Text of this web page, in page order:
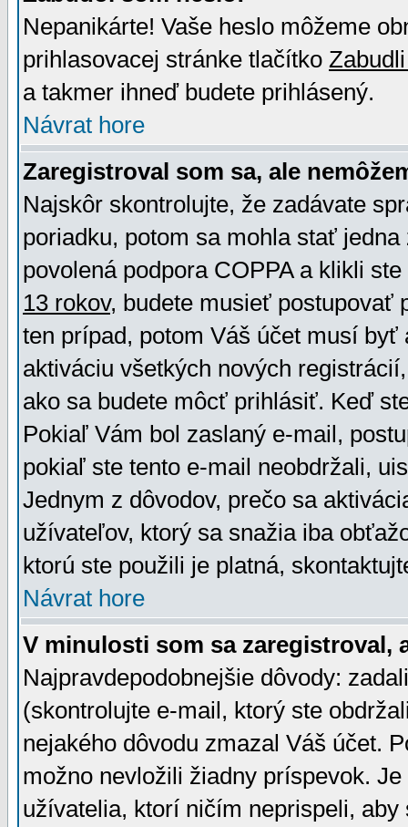
Nepanikárte! Vaše heslo môžeme
prihlasovacej stránke tlačítko
a takmer ihneď budete prihlásený.
Návrat hore
Zaregistroval som sa, ale
Najskôr skontrolujte, že zadávate
poriadku, potom sa mohla stať
povolená podpora COPPA a klikli
13 rokov, budete musieť postupovať
ten prípad, potom Váš účet musí
aktiváciu všetkých nových
ako sa budete môcť prihlásiť. Keď
Pokiaľ Vám bol zaslaný e-mail,
pokiaľ ste tento e-mail neobdržali,
Jednym z dôvodov, prečo sa
užívateľov, ktorý sa snažia iba
ktorú ste použili je platná,
Návrat hore
V minulosti som sa zaregistroval,
Najpravdepodobnejšie dôvody:
(skontrolujte e-mail, ktorý ste
nejakého dôvodu zmazal Váš účet.
možno nevložili žiadny príspevok.
užívatelia, ktorí ničím neprispeli,